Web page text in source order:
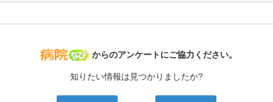
病院なび
からのアンケートにご協力ください。
知りたい情報は見つかりましたか?